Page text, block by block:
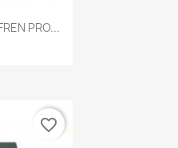
PRO...
favorite_border